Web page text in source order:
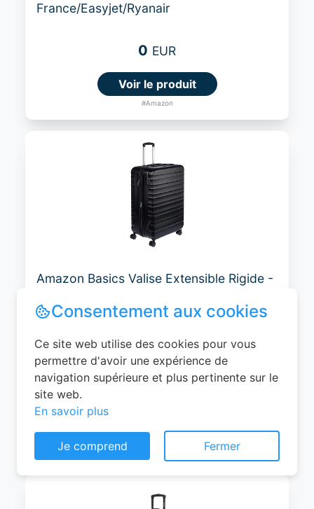
France/Easyjet/Ryanair
0 EUR
Voir le produit
#Amazon
Amazon Basics Valise Extensible Rigide -
Doubles Roues Rotatives - Structure
32,0cm x 78,0cm - Noir
Voir le produit
Consentement aux cookies
permettre d'avoir une expérience de